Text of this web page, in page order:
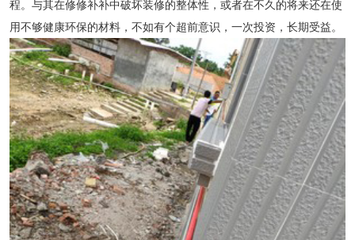
程。与其在修修补补中破坏装修的整体性，或者在不久的将来还在使
用不够健康环保的材料，不如有个超前意识，一次投资，长期受益。